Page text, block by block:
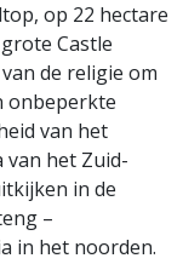
op 22 hectare
Castle
de religie om
onbeperkte
van het
van het Zuid-
in de
–
in het noorden.